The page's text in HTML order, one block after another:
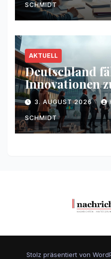
SCHMIDT
AKTUELL
Deutschland
Innovationen
3. AUGUST 2026
SCHMIDT
Stolz präsentiert von